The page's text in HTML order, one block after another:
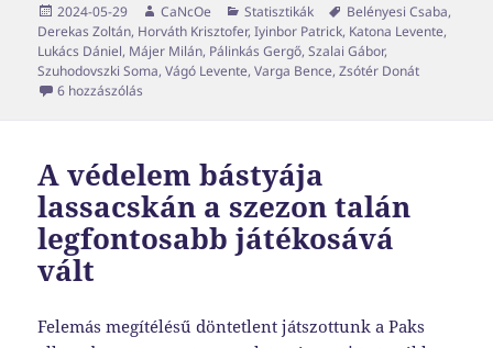
Közzétéve
2024-05-29 Szerző
CaNcOe Kategória
Statisztikák Címke
Belényesi Csaba,
Derekas Zoltán, Horváth Krisztofer,Iyinbor Patrick, Katona Levente,
Lukács Dániel, Májer Milán, Pálinkás Gergő,Szalai Gábor,
Szuhodovszki Soma,Vágó Levente,Varga Bence,Zsótér Donát
6 hozzászólás
A védelem bástyája
lassacskán a szezon talán
legfontosabb játékosává
vált
Felemás megítélésű döntetlent játszottunk a Paks